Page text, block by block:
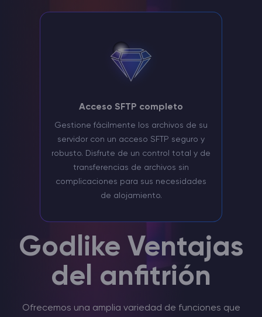
Acceso SFTP completo
Gestione fácilmente los archivos de su
servidor con un acceso SFTP seguro y
robusto. Disfrute de un control total y de
transferencias de archivos sin
complicaciones para sus necesidades
de alojamiento.
Godlike Ventajas
del anfitrión
Ofrecemos una amplia variedad de funciones que